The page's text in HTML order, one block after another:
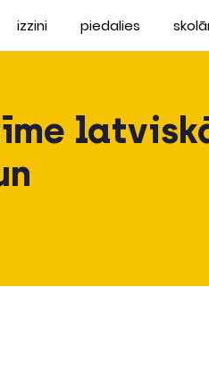
izzini piedalies